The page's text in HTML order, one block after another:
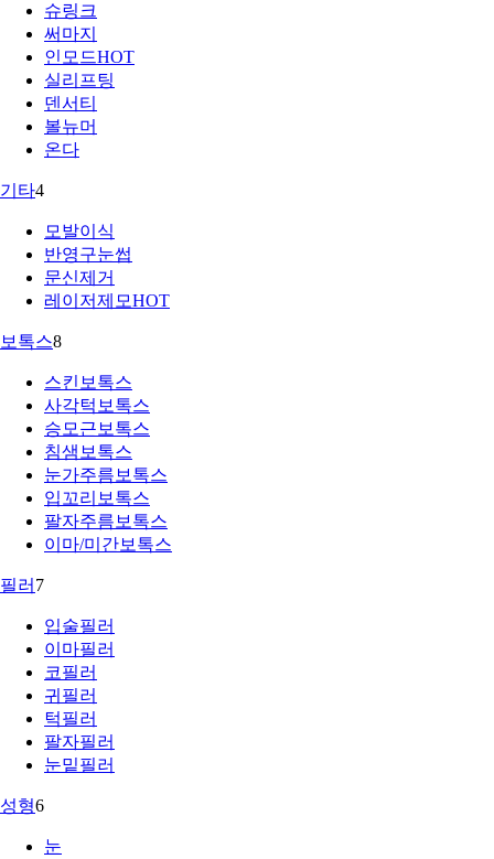
슈링크
써마지
인모드HOT
실리프팅
덴서티
볼뉴머
온다
기타4
모발이식
반영구눈썹
문신제거
레이저제모HOT
보톡스8
스킨보톡스
사각턱보톡스
승모근보톡스
침샘보톡스
눈가주름보톡스
입꼬리보톡스
팔자주름보톡스
이마/미간보톡스
필러 7
입술필러
이마필러
코필러
귀필러
턱필러
팔자필러
눈밑필러
성형6
눈